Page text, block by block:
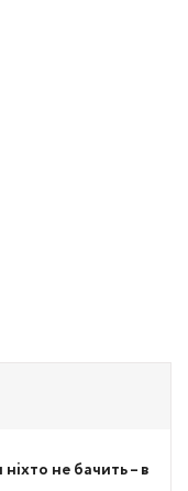
не бачить – в